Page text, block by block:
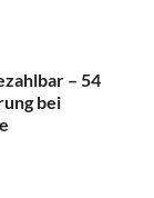
– 54
bei